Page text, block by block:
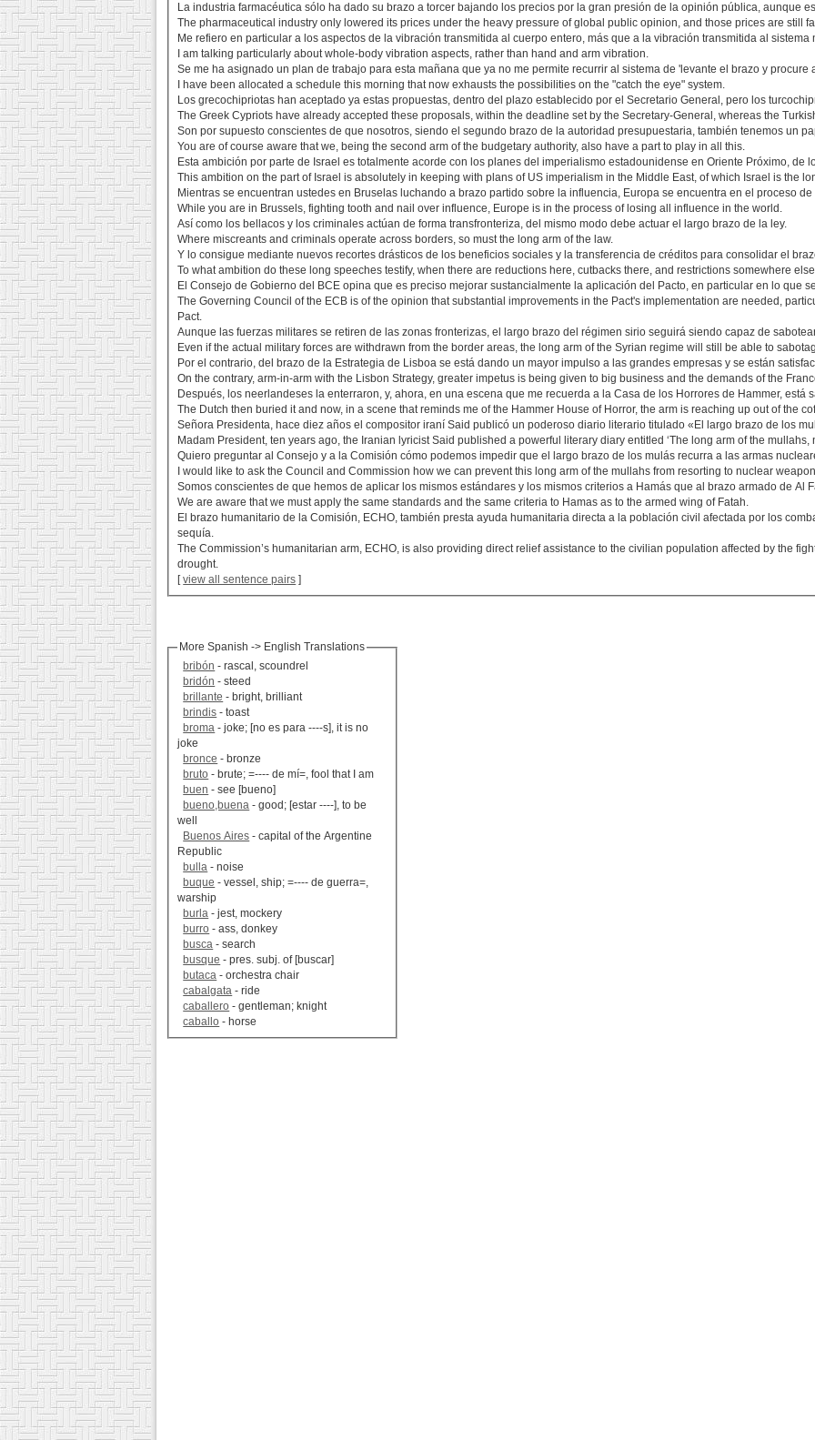
La industria farmacéutica sólo ha dado su brazo a torcer bajando los precios por la gran presión de la opinión pública, aunque
The pharmaceutical industry only lowered its prices under the heavy pressure of global public opinion, and those prices are still
Me refiero en particular a los aspectos de la vibración transmitida al cuerpo entero, más que a la vibración transmitida al sistema
I am talking particularly about whole-body vibration aspects, rather than hand and arm vibration.
Se me ha asignado un plan de trabajo para esta mañana que ya no me permite recurrir al sistema de 'levante el brazo y procure
I have been allocated a schedule this morning that now exhausts the possibilities on the "catch the eye" system.
Los grecochipriotas han aceptado ya estas propuestas, dentro del plazo establecido por el Secretario General, pero los
The Greek Cypriots have already accepted these proposals, within the deadline set by the Secretary-General, whereas the
Son por supuesto conscientes de que nosotros, siendo el segundo brazo de la autoridad presupuestaria, también tenemos un
You are of course aware that we, being the second arm of the budgetary authority, also have a part to play in all this.
Esta ambición por parte de Israel es totalmente acorde con los planes del imperialismo estadounidense en Oriente Próximo, de
This ambition on the part of Israel is absolutely in keeping with plans of US imperialism in the Middle East, of which Israel is the
Mientras se encuentran ustedes en Bruselas luchando a brazo partido sobre la influencia, Europa se encuentra en el proceso
While you are in Brussels, fighting tooth and nail over influence, Europe is in the process of losing all influence in the world.
Así como los bellacos y los criminales actúan de forma transfronteriza, del mismo modo debe actuar el largo brazo de la ley.
Where miscreants and criminals operate across borders, so must the long arm of the law.
Y lo consigue mediante nuevos recortes drásticos de los beneficios sociales y la transferencia de créditos para consolidar el
To what ambition do these long speeches testify, when there are reductions here, cutbacks there, and restrictions somewhere
El Consejo de Gobierno del BCE opina que es preciso mejorar sustancialmente la aplicación del Pacto, en particular en lo que
The Governing Council of the ECB is of the opinion that substantial improvements in the Pact's implementation are needed,
Pact.
Aunque las fuerzas militares se retiren de las zonas fronterizas, el largo brazo del régimen sirio seguirá siendo capaz de
Even if the actual military forces are withdrawn from the border areas, the long arm of the Syrian regime will still be able to
Por el contrario, del brazo de la Estrategia de Lisboa se está dando un mayor impulso a las grandes empresas y se están
On the contrary, arm-in-arm with the Lisbon Strategy, greater impetus is being given to big business and the demands of the
Después, los neerlandeses la enterraron, y, ahora, en una escena que me recuerda a la Casa de los Horrores de Hammer, está
The Dutch then buried it and now, in a scene that reminds me of the Hammer House of Horror, the arm is reaching up out of the
Señora Presidenta, hace diez años el compositor iraní Said publicó un poderoso diario literario titulado «El largo brazo de los
Madam President, ten years ago, the Iranian lyricist Said published a powerful literary diary entitled ‘The long arm of the mullahs,
Quiero preguntar al Consejo y a la Comisión cómo podemos impedir que el largo brazo de los mulás recurra a las armas
I would like to ask the Council and Commission how we can prevent this long arm of the mullahs from resorting to nuclear
Somos conscientes de que hemos de aplicar los mismos estándares y los mismos criterios a Hamás que al brazo armado de Al
We are aware that we must apply the same standards and the same criteria to Hamas as to the armed wing of Fatah.
El brazo humanitario de la Comisión, ECHO, también presta ayuda humanitaria directa a la población civil afectada por los
sequía.
The Commission’s humanitarian arm, ECHO, is also providing direct relief assistance to the civilian population affected by the
drought.
[view all sentence pairs ]
More Spanish -> English Translations
bribón - rascal, scoundrel
bridón - steed
brillante - bright, brilliant
brindis - toast
broma - joke; [no es para ----s], it is no
joke
bronce - bronze
bruto - brute; =---- de mí=, fool that I am
buen - see [bueno]
bueno,buena - good; [estar ----], to be
well
Buenos Aires - capital of the Argentine
Republic
bulla - noise
buque - vessel, ship; =---- de guerra=,
warship
burla - jest, mockery
burro - ass, donkey
busca - search
busque - pres. subj. of [buscar]
butaca - orchestra chair
cabalgata - ride
caballero - gentleman; knight
caballo - horse